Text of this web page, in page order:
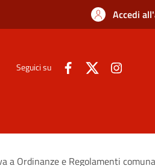
Accedi
Seguici su
a Ordinanze e Regolamenti